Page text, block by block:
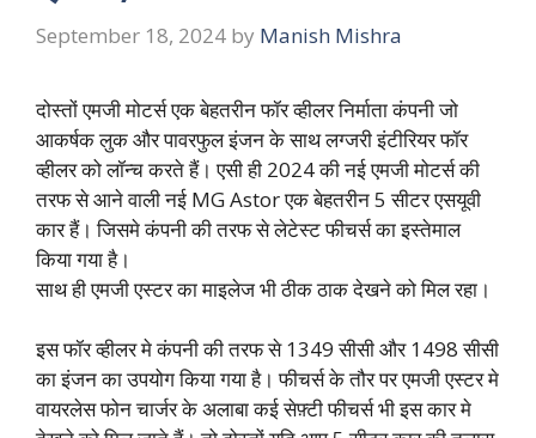
September 18, 2024 by Manish Mishra
दोस्तों एमजी मोटर्स एक बेहतरीन फॉर व्हीलर निर्माता कंपनी जो
आकर्षक लुक और पावरफुल इंजन के साथ लग्जरी इंटीरियर फॉर
व्हीलर को लॉन्च करते हैं। एसी ही 2024 की नई एमजी मोटर्स की
तरफ से आने वाली नई MG Astor एक बेहतरीन 5 सीटर एसयूवी
कार हैं। जिसमे कंपनी की तरफ से लेटेस्ट फीचर्स का इस्तेमाल
किया गया है।
साथ ही एमजी एस्टर का माइलेज भी ठीक ठाक देखने को मिल रहा।
इस फॉर व्हीलर मे कंपनी की तरफ से 1349 सीसी और 1498 सीसी
का इंजन का उपयोग किया गया है। फीचर्स के तौर पर एमजी एस्टर मे
वायरलेस फोन चार्जर के अलाबा कई सेफ़्टी फीचर्स भी इस कार मे